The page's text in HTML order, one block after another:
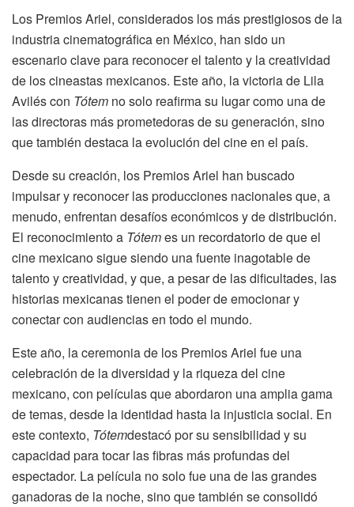
Los Premios Ariel, considerados los más prestigiosos de la
industria cinematográfica en México, han sido un
escenario clave para reconocer el talento y la creatividad
de los cineastas mexicanos. Este año, la victoria de Lila
Avilés con Tótem no solo reafirma su lugar como una de
las directoras más prometedoras de su generación, sino
que también destaca la evolución del cine en el país.
Desde su creación, los Premios Ariel han buscado
impulsar y reconocer las producciones nacionales que, a
menudo, enfrentan desafíos económicos y de distribución.
El reconocimiento a Tótemes un recordatorio de que el
cine mexicano sigue siendo una fuente inagotable de
talento y creatividad, y que, a pesar de las dificultades, las
historias mexicanas tienen el poder de emocionar y
conectar con audiencias en todo el mundo.
Este año, la ceremonia de los Premios Ariel fue una
celebración de la diversidad y la riqueza del cine
mexicano, con películas que abordaron una amplia gama
de temas, desde la identidad hasta la injusticia social. En
este contexto, Tótemdestacó por su sensibilidad y su
capacidad para tocar las fibras más profundas del
espectador. La película no solo fue una de las grandes
ganadoras de la noche, sino que también se consolidó